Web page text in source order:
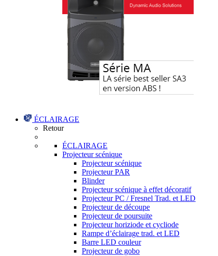
ÉCLAIRAGE
Retour
ÉCLAIRAGE
Projecteur scénique
Projecteur scénique
Projecteur PAR
Blinder
Projecteur scénique à effet décoratif
Projecteur PC / Fresnel Trad. et LED
Projecteur de découpe
Projecteur de poursuite
Projecteur horiziode et cycliode
Rampe d’éclairage trad. et LED
Barre LED couleur
Projecteur de gobo